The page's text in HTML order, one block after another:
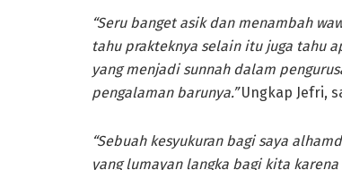
“Seru banget asik dan menambah
tahu prakteknya selain itu juga tahu
yang menjadi sunnah dalam
pengalaman barunya.”Ungkap Jefri,
“Sebuah kesyukuran bagi saya
yang lumayan langka bagi kita